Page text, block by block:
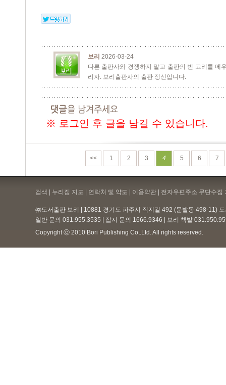
보리 2026-03-24
다른 출판사와 경쟁하지 말고 출판의 빈 고리를 메
리자. 보리출판사의 출판 정신입니다.
※ 로그인 후 글을 남길 수 있습니다.
<< 1 2 3 4 5 6 7
검색 | 누리집 지도 | 연락처 및 약도 | 이용약관 | 전자우편주소 무단수집
㈜도서출판 보리 | 10881 경기도 파주시 직지길 492 (문발동 498-11)
일반 문의 031.955.3535 | 잡지 문의 1666.9346 | 보리 책밭
Copyright ⓒ 2010 Bori Publishing Co,.Ltd. All rights reserved.